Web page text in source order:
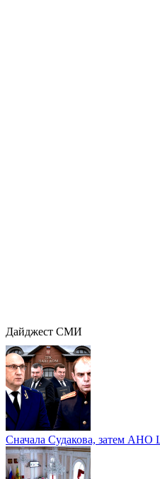
Дайджест СМИ
Сначала Судакова, затем АНО